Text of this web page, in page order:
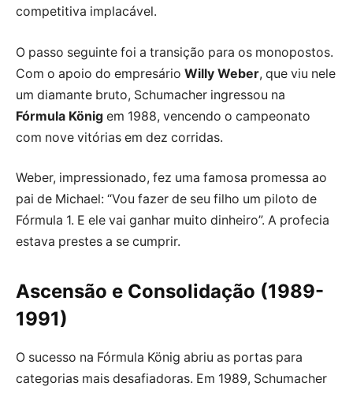
competitiva implacável.
O passo seguinte foi a transição para os monopostos.
Com o apoio do empresário Willy Weber, que viu nele
um diamante bruto, Schumacher ingressou na
Fórmula König em 1988, vencendo o campeonato
com nove vitórias em dez corridas.
Weber, impressionado, fez uma famosa promessa ao
pai de Michael: “Vou fazer de seu filho um piloto de
Fórmula 1. E ele vai ganhar muito dinheiro”. A profecia
estava prestes a se cumprir.
Ascensão e Consolidação (1989-
1991)
O sucesso na Fórmula König abriu as portas para
categorias mais desafiadoras. Em 1989, Schumacher